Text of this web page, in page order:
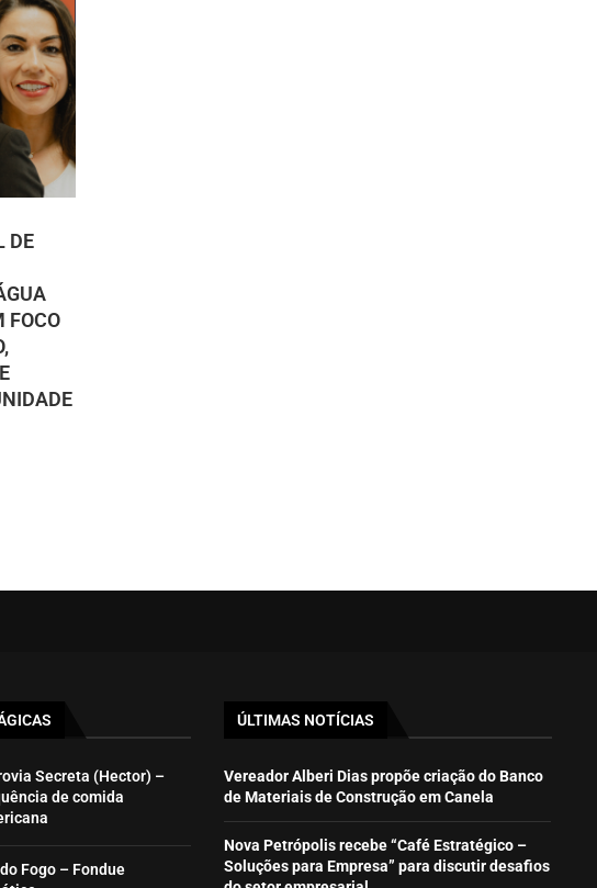
DE
FOCO
Secreta (Hector) –
de comida
Fogo – Fondue
ÚLTIMAS NOTÍCIAS
Vereador Alberi Dias propõe criação do Banco
de Materiais de Construção em Canela
Nova Petrópolis recebe “Café Estratégico –
Soluções para Empresa” para discutir desafios